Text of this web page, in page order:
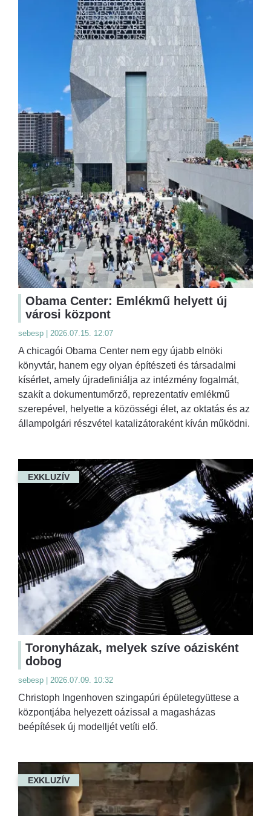
Obama Center: Emlékmű helyett új
városi központ
sebesp | 2026.07.15. 12:07
A chicagói Obama Center nem egy újabb elnöki
könyvtár, hanem egy olyan építészeti és társadalmi
kísérlet, amely újradefiniálja az intézmény fogalmát,
szakít a dokumentumőrző, reprezentatív emlékmű
szerepével, helyette a közösségi élet, az oktatás és az
állampolgári részvétel katalizátoraként kíván működni.
EXKLUZÍV
Toronyházak, melyek szíve oázisként
dobog
sebesp | 2026.07.09. 10:32
Christoph Ingenhoven szingapúri épületegyüttese a
központjába helyezett oázissal a magasházas
beépítések új modelljét vetíti elő.
EXKLUZÍV